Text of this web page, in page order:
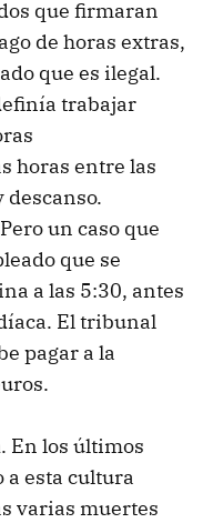
que firmaran
de horas extras,
que es ilegal.
trabajar
horas entre las
descanso.
un caso que
que se
a las 5:30, antes
El tribunal
pagar a la
. En los últimos
a esta cultura
varias muertes